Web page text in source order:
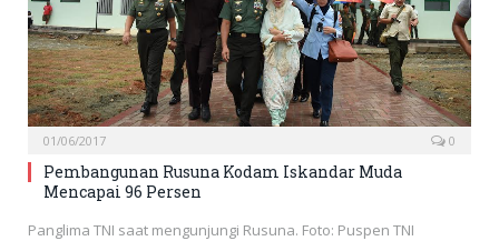
01/06/2017 0
Pembangunan Rusuna Kodam Iskandar Muda
Mencapai 96 Persen
Panglima TNI saat mengunjungi Rusuna. Foto: Puspen TNI